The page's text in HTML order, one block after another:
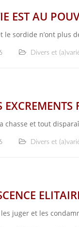
EST AU
le sordide n’ont plus
Divers et
chasse et tout
Divers et
juger et les